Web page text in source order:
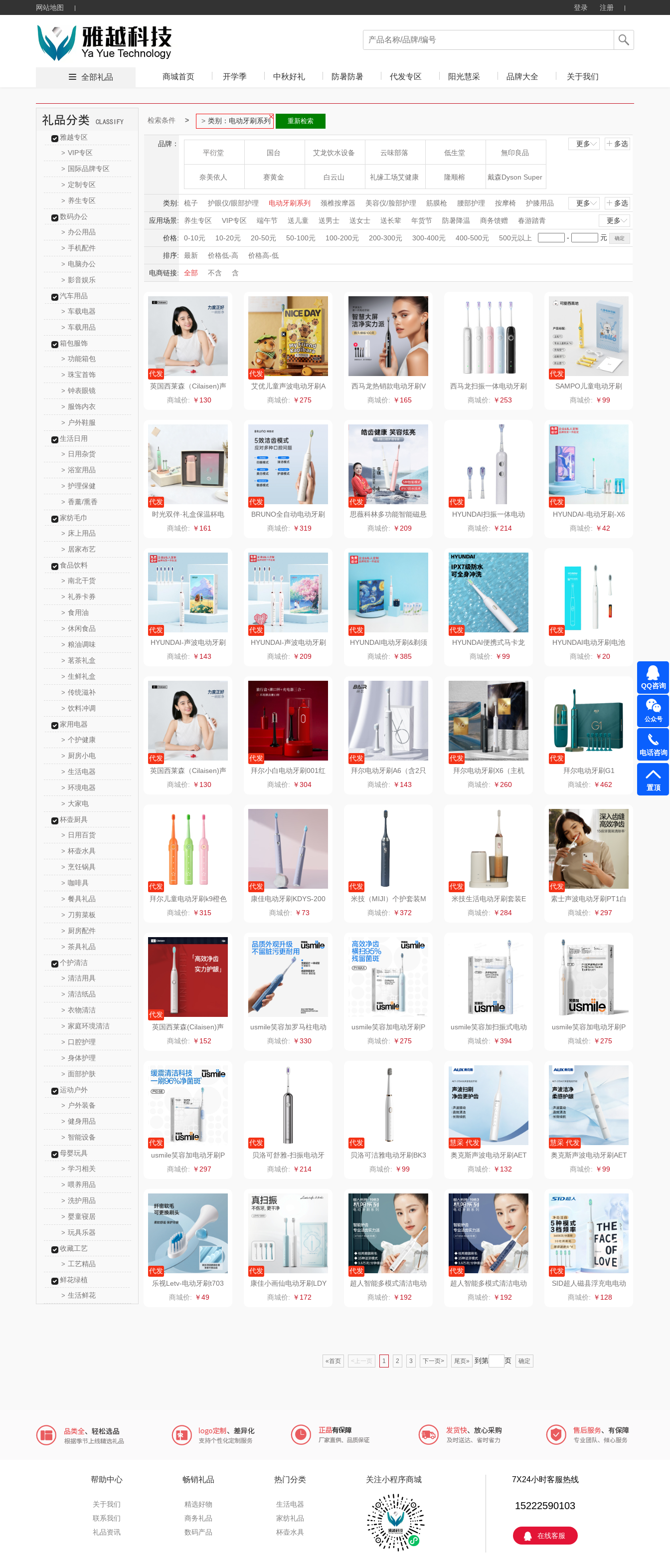
网站地图 登录 注册
全部礼品 商城首页 开学季 中秋好礼 防暑防暑 代发专区 阳光慧采 品牌大全 关于我们
雅越专区
> VIP专区
> 国际品牌专区
> 定制专区
> 养生专区
数码办公
> 办公用品
> 手机配件
> 电脑办公
> 影音娱乐
汽车用品
> 车载电器
> 车载用品
箱包服饰
> 功能箱包
> 珠宝首饰
> 钟表眼镜
> 服饰内衣
> 户外鞋服
生活日用
> 日用杂货
> 浴室用品
> 护理保健
> 香薰/熏香
家纺毛巾
> 床上用品
> 居家布艺
食品饮料
> 南北干货
> 礼券卡券
> 食用油
> 休闲食品
> 粮油调味
> 茗茶礼盒
> 生鲜礼盒
> 传统滋补
> 饮料冲调
家用电器
> 个护健康
> 厨房小电
> 生活电器
> 环境电器
> 大家电
杯壶厨具
> 日用百货
> 杯壶水具
> 烹饪锅具
> 咖啡具
> 餐具礼品
> 刀剪菜板
> 厨房配件
> 茶具礼品
个护清洁
> 清洁用具
> 清洁纸品
> 衣物清洁
> 家庭环境清洁
> 口腔护理
> 身体护理
> 面部护肤
运动户外
> 户外装备
> 健身用品
> 智能设备
母婴玩具
> 学习相关
> 喂养用品
> 洗护用品
> 婴童寝居
> 玩具乐器
收藏工艺
> 工艺精品
鲜花绿植
> 生活鲜花
检索条件 类别：电动牙刷系列 重新检索
品牌：
平衍堂
国台 艾龙饮水设备 云味部落 低生堂 無印良品
奈美依人 赛黄金 白云山 礼缘工场艾健康 隆顺榕 戴森Dyson Super
sonic
妤梳 蔻斯汀 洁柔（代理商） 克维杰 飞剑 山水SANSUI（代
理商）
bulu＆blue 八方礼 云上好食光 云上布拉 片仔癀 山本
新秀丽 夏普SHARP
momo（杯壶）
雨伞） 乐扣乐扣（家居/
小家电）
星巴克（杯壶/包
袋）
姑苏渔歌 纺王 万象
元朗荣华 纽曼Newmine
（线下款）
纽曼Newmine
（线上款）
佳帮手
商）
斯凯奇SKECHER 可口可乐Coca Col
a
沃莱 十二夏天 百草味（代理商） LUING BOX
立白（包销款） 润本（套装） 戴可思 京意之选
奈雪茶院 克洛特
悦滋木 丝丽诺妃 锐致
爱润丝婷 小天鹅 ROBAM老板
罗尔仕 拜灭士 舒蕾（定制款） 洁玉（定制款） 富昌（定制款） 爱国者（移动电
马克图布 晒瑞 实丰文化
洛克星球 梵沐 VVC 漫沃星系 TCL
五芳斋 立家 泸溪河桃酥 中茶 山萃 可益康
皇家粮仓 干饭熊饱饱 汉美驰 梦洁家纺 BTSM 路悠悠
荣事达（品牌方） 得力 润本（套装类） 浪莎 圣耳
味滋源（包销款） 英红（包销款） 八马（包销款） 雅莉格丝 铮铭 臻牧
真不二 富安娜（包销款
1）
西屋（小家电） 渝情渝礼 千问 杜邦（餐具类）
云栖桦田 洽洽
五丰黎红 小胖爪 可可满分 无印良品（代理 味滋源（品牌方）
立时olayks 银小燕 富昌
泉尔思 润培 百事（饮具类）
奈斯派索 小度 创维（手表类） 都乐Dole
邻家饭香 赫兰希 几梦 欧丽薇兰 易路达
天琴 朗赫 西屋（风扇类） 皮尔卡丹（皮具
温仑山（电器类） 洁丽雅（代理商） 康巴赫（锅具类） 万华茶林
海尔 博牌 kaco
飞利浦新安怡 伊莱克斯 乐扣乐扣（箱包杯
壶）
海信 乐美雅（餐具类） 飞利浦（音频类） 珍视明 WENGER/威戈
玺魁 半亩川
北欧沃朗 禹鸿物予 艾可熊
护舒宝 顺然
信科 南方寝饰 瓷咖什 氛围部落 厨邦 粒上皇
电）
康巴赫（包销款） 元黍 睡眠博士 嘉禾月 瑞驰SWICKY
鲸选码头 啄木鸟PLOVER
（家纺）
胡姬花 金龙鱼 香畴
太力 象印 福礼掌柜 迪士尼（数码类） 冠军 施耐德
来伊份 乐而雅
folli follie 品存 尔木萄 嗑西西
芬神
兰士顿 追鲸 T.J.HARREN
奥苏米 猫和老鼠
更多 多选
类别: 梳子 护眼仪/眼部护理 电动牙刷系列 颈椎按摩器 美容仪/脸部护理 筋膜枪 腰部护理 按摩椅
护膝用品
毛球修剪器
头部按摩器 腿部按摩器 洗手机 冲牙器 卷/直发器 电动鼻毛修剪器 刮痧仪
按摩披肩
更多 多选
应用场景: 养生专区 VIP专区 端午节 送儿童 送男士 送女士 送长辈 年货节 防暑降温 商务馈赠
春游踏青
国潮文创
暖冬好物 开学季礼品 毕业季礼品 开门红专区 伴手礼盒 会议礼品 生日礼物
积分礼品
周年庆礼品
展会礼品
秋游季
福利劳保 外事出国 入职礼 开业乔迁 乡村振兴 定制案例 酒店旅游 珠宝礼品
高校礼品
奶企礼品
银行礼品 保险礼品 建材礼品 政企单位 房地产礼品 汽车礼品 进店礼 女神节
母亲节
护士节
父亲节 儿童节 中秋节 教师节 情人节 七夕节 建党节
更多
价格: 0-10元 10-20元 20-50元 50-100元 100-200元 200-300元 300-400元 400-500元 500元以上 - 元
排序: 最新 价格低-高 价格高-低
电商链接: 全部 不含 含
代发
英国西莱森（Cilaisen)声
波电动牙刷CP-T9
商城价: ￥130
代发
艾优儿童声波电动牙刷A
9pro-F
商城价: ￥275
西马龙热销款电动牙刷V
1SE带互动灯
商城价: ￥165
西马龙扫振一体电动牙刷
X1扫振同款
商城价: ￥253
代发
SAMPO儿童电动牙刷
（5岁及以上）SP-DY00
5
商城价: ￥99
代发
时光双伴·礼盒保温杯电
动牙刷套装员工生日礼
商城价: ￥161
代发
BRUNO全自动电动牙刷
变色丝BZK-DYS12S01
商城价: ￥319
代发
思薇科林多功能智能磁悬
浮声波电动洁面牙刷一体
机A-520
商城价: ￥209
代发
HYUNDAI扫振一体电动
牙刷（配3个牙刷头）S1
5
商城价: ￥214
代发
HYUNDAI-电动牙刷-X6
（配5个刷头）
商城价: ￥42
代发
HYUNDAI-声波电动牙刷
X700（配6个刷头）
商城价: ￥143
代发
HYUNDAI-声波电动牙刷
X700+情侣套装
商城价: ￥209
代发
HYUNDAI电动牙刷&剃须
刀商务套装YT805
商城价: ￥385
代发
HYUNDAI便携式马卡龙
电动牙刷X5(配5个刷头)
商城价: ￥99
代发
HYUNDAI电动牙刷电池
款（配3个刷头）X-3
商城价: ￥20
代发
英国西莱森（Cilaisen)声
波电动牙刷CP-T9
商城价: ￥130
代发
拜尔小白电动牙刷001红
商城价: ￥304
代发
拜尔电动牙刷A6（含2只
原装刷头）
商城价: ￥143
代发
拜尔电动牙刷X6（主机
+充电线+6刷头）
商城价: ￥260
代发
拜尔电动牙刷G1
商城价: ￥462
代发
拜尔儿童电动牙刷k9橙色
商城价: ￥315
代发
康佳电动牙刷KDYS-200
商城价: ￥73
代发
米技（MIJI）个护套装M
02【剃须刀+电动牙刷】
商城价: ￥372
代发
米技生活电动牙刷套装E
T-Z3801
商城价: ￥284
代发
素士声波电动牙刷PT1白
商城价: ￥297
代发
英国西莱森(Cilaisen)声
波电动牙刷CP-T7
商城价: ￥152
usmile笑容加罗马柱电动
牙刷Y1S
商城价: ￥330
usmile笑容加电动牙刷P
1MAX
商城价: ￥275
usmile笑容加扫振式电动
牙刷Y1MAX
商城价: ￥394
usmile笑容加电动牙刷P
1系列P1SE月牙白
商城价: ￥275
代发
usmile笑容加电动牙刷P
10SE声波震动
商城价: ￥297
代发
贝洛可舒雅-扫振电动牙
刷BK353
商城价: ￥214
代发
贝洛可洁雅电动牙刷BK3
商城价: ￥99
慧采 代发
奥克斯声波电动牙刷AET
-37DA36
商城价: ￥132
慧采 代发
奥克斯声波电动牙刷AET
-37DA37
商城价: ￥99
代发
乐视Letv-电动牙刷t703
商城价: ￥49
代发
康佳小画仙电动牙刷LDY
S-1200(W)
商城价: ￥172
代发
超人智能多模式清洁电动
牙刷扫振一体HT897
商城价: ￥192
代发
超人智能多模式清洁电动
牙刷扫振一体HT898
商城价: ￥192
代发
SID超人磁县浮充电电动
牙刷RT860
商城价: ￥128
«首页 <上一页 1 2 3 下一页> 尾页» 到第 页 确定
帮助中心
关于我们
联系我们
礼品资讯
畅销礼品
精选好物
商务礼品
数码产品
热门分类
生活电器
家纺礼品
杯壶水具
关注小程序商城 7X24小时客服热线
15222590103
在线客服
QQ咨询
公众号
电话咨询
置顶